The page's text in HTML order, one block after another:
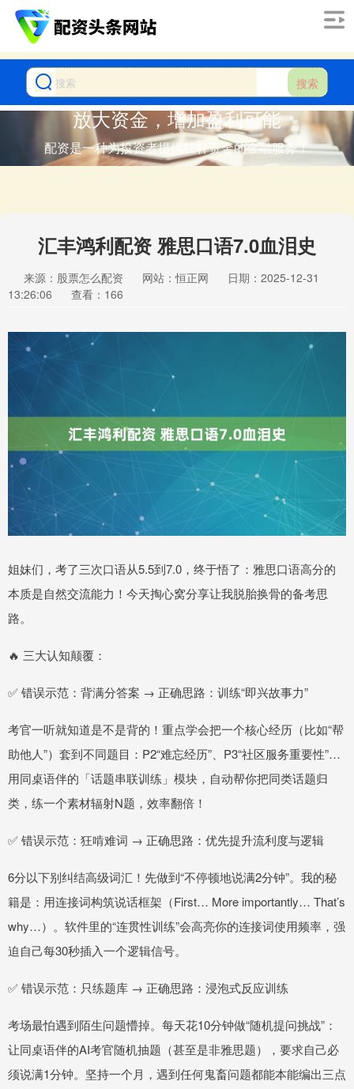
搜索
放大资金，增加盈利可能
配资是一种为投资者提供杠杆资金的金融服务！
汇丰鸿利配资 雅思口语7.0血泪史
来源：股票怎么配资 网站：恒正网
日期：2025-12-31
13:26:06
查看：166
姐妹们，考了三次口语从5.5到7.0，终于悟了：雅思口语高分的
本质是自然交流能力！今天掏心窝分享让我脱胎换骨的备考思
路。
🔥 三大认知颠覆：
✅ 错误示范：背满分答案 → 正确思路：训练“即兴故事力”
考官一听就知道是不是背的！重点学会把一个核心经历（比如“帮
助他人”）套到不同题目：P2“难忘经历”、P3“社区服务重要性”…
用同桌语伴的「话题串联训练」模块，自动帮你把同类话题归
类，练一个素材辐射N题，效率翻倍！
✅ 错误示范：狂啃难词 → 正确思路：优先提升流利度与逻辑
6分以下别纠结高级词汇！先做到“不停顿地说满2分钟”。我的秘
籍是：用连接词构筑说话框架（First… More importantly… That’s
why…）。软件里的“连贯性训练”会高亮你的连接词使用频率，强
迫自己每30秒插入一个逻辑信号。
✅ 错误示范：只练题库 → 正确思路：浸泡式反应训练
考场最怕遇到陌生问题懵掉。每天花10分钟做“随机提问挑战”：
让同桌语伴的AI考官随机抽题（甚至是非雅思题），要求自己必
须说满1分钟。坚持一个月，遇到任何鬼畜问题都能本能编出三点